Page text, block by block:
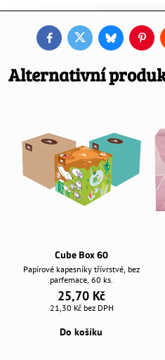
FacebookTwitterBluesky
Alternativní
Cube Box 60
Papírové kapesníky třívrstvé, bez
parfemace, 60 ks.
25,70 Kč
21,30 Kč bez DPH
Do košíku